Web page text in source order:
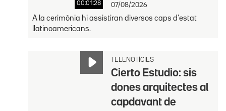
00:01:28 07/08/2026
A la cerimònia hi assistiran diversos caps d'estat
llatinoamericans.
TELENOTÍCIES
Cierto Estudio: sis
dones arquitectes al
capdavant de